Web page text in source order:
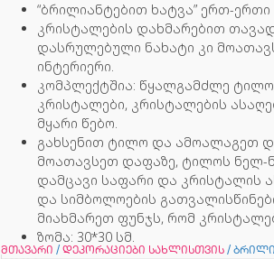
“ბრილიანტებით ხატვა” ერთ-
კრისტალების დახმარებით
დასრულებული ნახატი კი
ინტერიერი.
კომპლექტშია: წყალგამძლე
კრისტალები, კრისტალების
მყარი წებო.
გახსენით ტილო და ამოალაგეთ
მოათავსეთ დაფაზე, ტილოს ნელ-
დამცავი საფარი და კრისტალის
და სიმბოლოების
მიახმარეთ ფუნჯს, რომ
ზომა: 30*30 სმ.
მთავარი / დეკორაციები სახლისთვის /